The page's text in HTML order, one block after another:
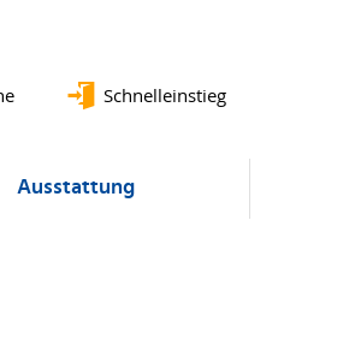
Schnelleinstieg
Ausstattung